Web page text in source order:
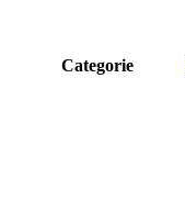
Categorie